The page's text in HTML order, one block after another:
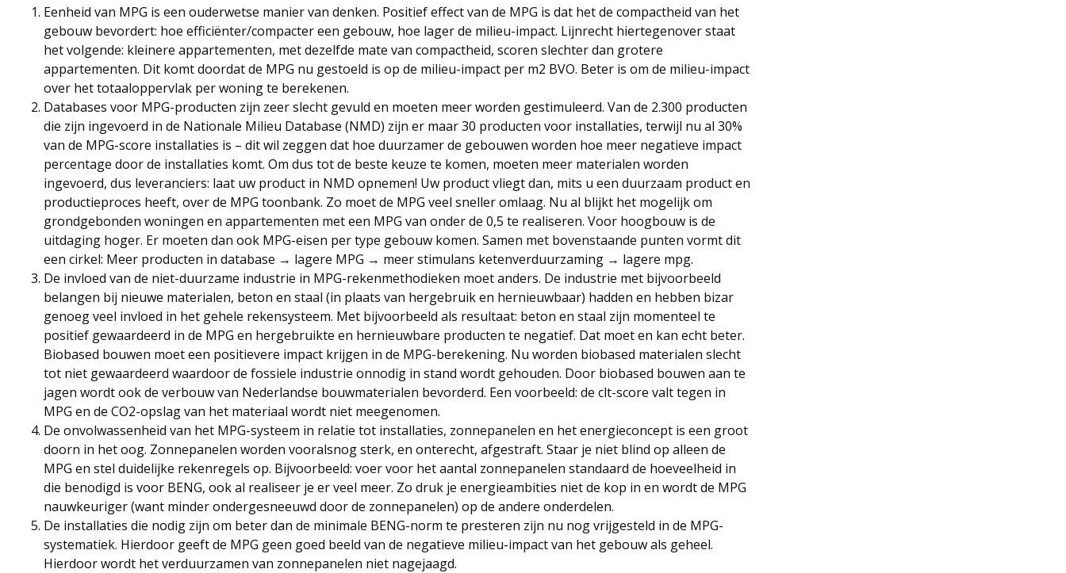
Eenheid van MPG is een ouderwetse manier van denken. Positief effect van de MPG is dat het de compactheid van het
gebouw bevordert: hoe efficiënter/compacter een gebouw, hoe lager de milieu-impact. Lijnrecht hiertegenover staat
het volgende: kleinere appartementen, met dezelfde mate van compactheid, scoren slechter dan grotere
appartementen. Dit komt doordat de MPG nu gestoeld is op de milieu-impact per m2 BVO. Beter is om de milieu-impact
over het totaaloppervlak per woning te berekenen.
Databases voor MPG-producten zijn zeer slecht gevuld en moeten meer worden gestimuleerd. Van de 2.300 producten
die zijn ingevoerd in de Nationale Milieu Database (NMD) zijn er maar 30 producten voor installaties, terwijl nu al 30%
van de MPG-score installaties is – dit wil zeggen dat hoe duurzamer de gebouwen worden hoe meer negatieve impact
percentage door de installaties komt. Om dus tot de beste keuze te komen, moeten meer materialen worden
ingevoerd, dus leveranciers: laat uw product in NMD opnemen! Uw product vliegt dan, mits u een duurzaam product en
productieproces heeft, over de MPG toonbank. Zo moet de MPG veel sneller omlaag. Nu al blijkt het mogelijk om
grondgebonden woningen en appartementen met een MPG van onder de 0,5 te realiseren. Voor hoogbouw is de
uitdaging hoger. Er moeten dan ook MPG-eisen per type gebouw komen. Samen met bovenstaande punten vormt dit
een cirkel: Meer producten in database → lagere MPG → meer stimulans ketenverduurzaming → lagere mpg.
De invloed van de niet-duurzame industrie in MPG-rekenmethodieken moet anders. De industrie met bijvoorbeeld
belangen bij nieuwe materialen, beton en staal (in plaats van hergebruik en hernieuwbaar) hadden en hebben bizar
genoeg veel invloed in het gehele rekensysteem. Met bijvoorbeeld als resultaat: beton en staal zijn momenteel te
positief gewaardeerd in de MPG en hergebruikte en hernieuwbare producten te negatief. Dat moet en kan echt beter.
Biobased bouwen moet een positievere impact krijgen in de MPG-berekening. Nu worden biobased materialen slecht
tot niet gewaardeerd waardoor de fossiele industrie onnodig in stand wordt gehouden. Door biobased bouwen aan te
jagen wordt ook de verbouw van Nederlandse bouwmaterialen bevorderd. Een voorbeeld: de clt-score valt tegen in
MPG en de CO2-opslag van het materiaal wordt niet meegenomen.
De onvolwassenheid van het MPG-systeem in relatie tot installaties, zonnepanelen en het energieconcept is een groot
doorn in het oog. Zonnepanelen worden vooralsnog sterk, en onterecht, afgestraft. Staar je niet blind op alleen de
MPG en stel duidelijke rekenregels op. Bijvoorbeeld: voer voor het aantal zonnepanelen standaard de hoeveelheid in
die benodigd is voor BENG, ook al realiseer je er veel meer. Zo druk je energieambities niet de kop in en wordt de MPG
nauwkeuriger (want minder ondergesneeuwd door de zonnepanelen) op de andere onderdelen.
De installaties die nodig zijn om beter dan de minimale BENG-norm te presteren zijn nu nog vrijgesteld in de MPG-
systematiek. Hierdoor geeft de MPG geen goed beeld van de negatieve milieu-impact van het gebouw als geheel.
Hierdoor wordt het verduurzamen van zonnepanelen niet nagejaagd.